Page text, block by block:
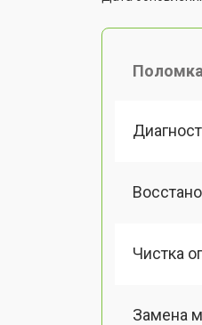
Поломка
Чистка
Замена